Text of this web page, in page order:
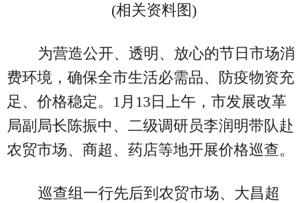
(相关资料图)
为营造公开、透明、放心的节日市场消
费环境，确保全市生活必需品、防疫物资充
足、价格稳定。1月13日上午，市发展改革
局副局长陈振中、二级调研员李润明带队赴
农贸市场、商超、药店等地开展价格巡查。
巡查组一行先后到农贸市场、大昌超